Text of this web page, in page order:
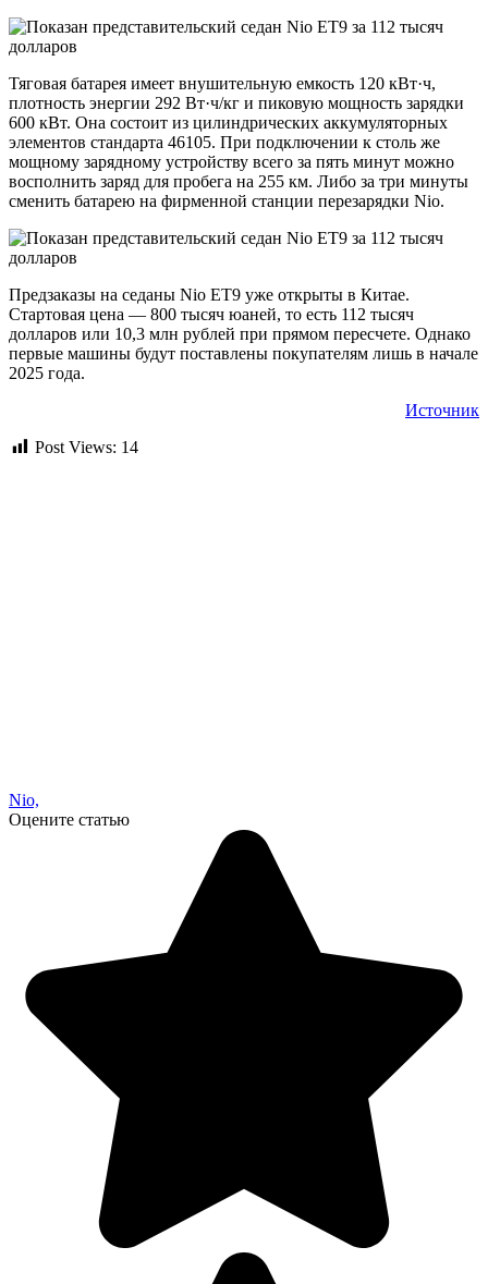
Тяговая батарея имеет внушительную емкость 120 кВт·ч,
плотность энергии 292 Вт·ч/кг и пиковую мощность зарядки
600 кВт. Она состоит из цилиндрических аккумуляторных
элементов стандарта 46105. При подключении к столь же
мощному зарядному устройству всего за пять минут можно
восполнить заряд для пробега на 255 км. Либо за три минуты
сменить батарею на фирменной станции перезарядки Nio.
Предзаказы на седаны Nio ET9 уже открыты в Китае.
Стартовая цена — 800 тысяч юаней, то есть 112 тысяч
долларов или 10,3 млн рублей при прямом пересчете. Однако
первые машины будут поставлены покупателям лишь в начале
2025 года.
Источник
Post Views: 14
Nio,
Оцените статью